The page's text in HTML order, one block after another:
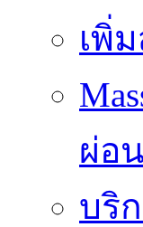
เพิ่
ผ่อ
บริ